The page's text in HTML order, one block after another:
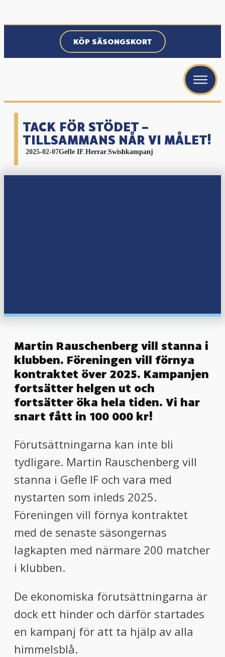
KÖP SÄSONGSKORT
TACK FÖR STÖDET –
TILLSAMMANS NÅR VI MÅLET!
2025-02-07Gefle IF,Herrar,Swishkampanj
Martin Rauschenberg vill stanna i
klubben. Föreningen vill förnya
kontraktet över 2025. Kampanjen
fortsätter helgen ut och
fortsätter öka hela tiden. Vi har
snart fått in 100 000 kr!
Förutsättningarna kan inte bli
tydligare. Martin Rauschenberg vill
stanna i Gefle IF och vara med
nystarten som inleds 2025.
Föreningen vill förnya kontraktet
med de senaste säsongernas
lagkapten med närmare 200 matcher
i klubben.
De ekonomiska förutsättningarna är
dock ett hinder och därför startades
en kampanj för att ta hjälp av alla
himmelsblå.